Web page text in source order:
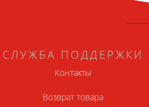
СЛУЖБА ПОДДЕРЖКИ
Контакты
Возврат товара